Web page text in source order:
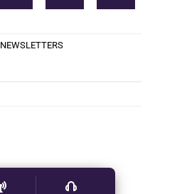
NEWSLETTERS